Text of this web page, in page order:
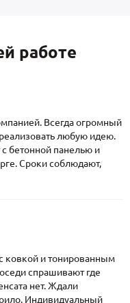
работе
Всегда огромный
любую идею.
бетонной панелью и
Сроки соблюдают,
ковкой и тонированным
спрашивают где
нет. Ждали
Индивидуальный